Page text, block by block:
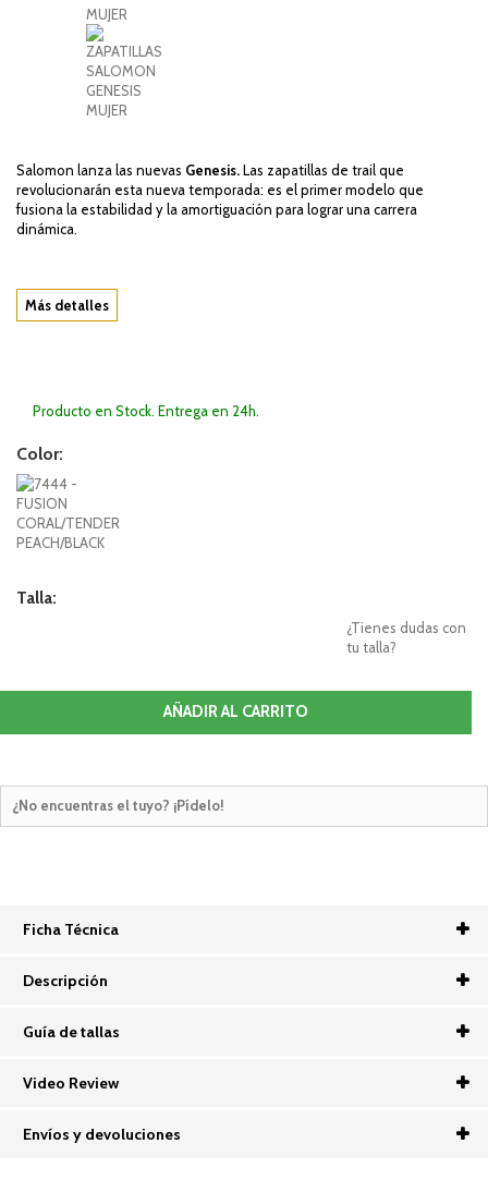
Salomon lanza las nuevas Genesis.Las zapatillas de trail que
revolucionarán esta nueva temporada: es el primer modelo que
fusiona la estabilidad y la amortiguación para lograr una carrera
dinámica.
Más detalles
Producto en Stock. Entrega en 24h.
Color:
Talla:
¿Tienes dudas con
tu talla?
AÑADIR AL CARRITO
¿No encuentras el tuyo? ¡Pídelo!
Ficha Técnica
Descripción
Guía de tallas
Video Review
Envíos y devoluciones